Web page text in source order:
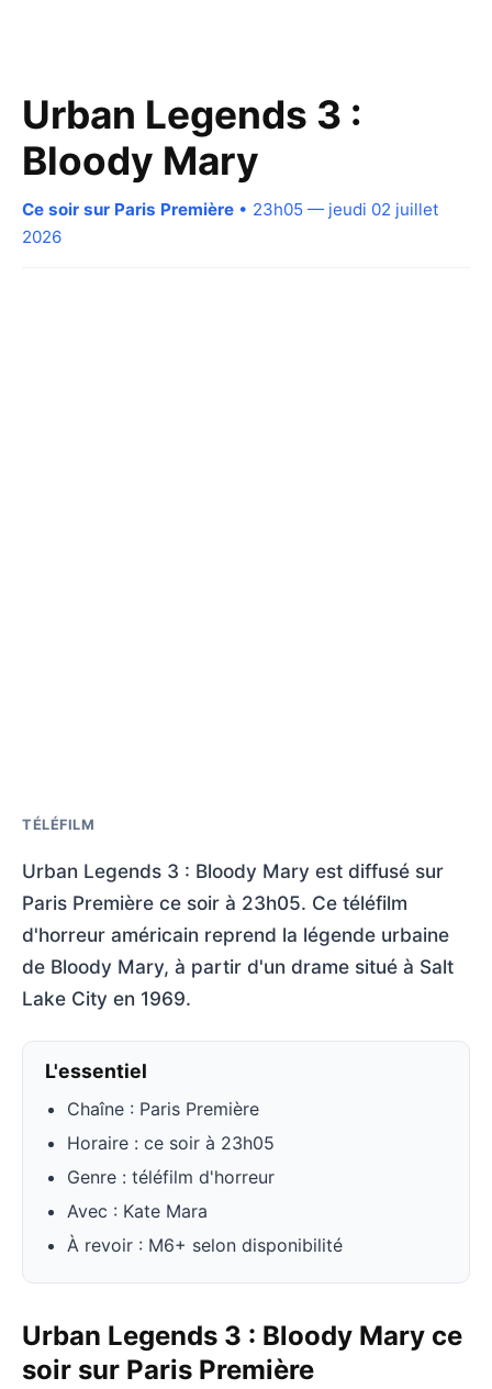
Urban Legends 3 :
Bloody Mary
Ce soir sur Paris Première • 23h05 — jeudi 02 juillet
2026
TÉLÉFILM
Urban Legends 3 : Bloody Mary est diffusé sur
Paris Première ce soir à 23h05. Ce téléfilm
d'horreur américain reprend la légende urbaine
de Bloody Mary, à partir d'un drame situé à Salt
Lake City en 1969.
L'essentiel
Chaîne : Paris Première
Horaire : ce soir à 23h05
Genre : téléfilm d'horreur
Avec : Kate Mara
À revoir : M6+ selon disponibilité
Urban Legends 3 : Bloody Mary ce
soir sur Paris Première